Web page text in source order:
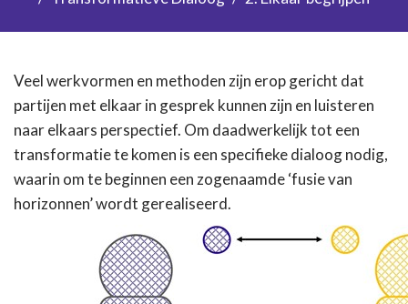
Veel werkvormen en methoden zijn erop gericht dat
partijen met elkaar in gesprek kunnen zijn en luisteren
naar elkaars perspectief. Om daadwerkelijk tot een
transformatie te komen is een specifieke dialoog nodig,
waarin om te beginnen een zogenaamde ‘fusie van
horizonnen’ wordt gerealiseerd.